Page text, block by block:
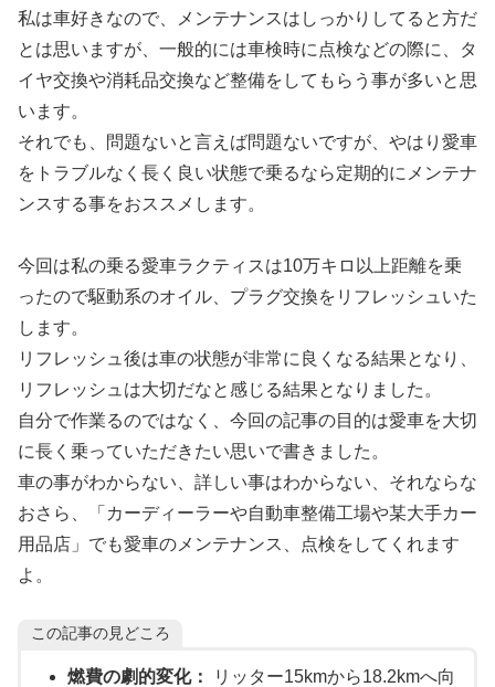
私は車好きなので、メンテナンスはしっかりしてると方だ
とは思いますが、一般的には車検時に点検などの際に、タ
イヤ交換や消耗品交換など整備をしてもらう事が多いと思
います。
それでも、問題ないと言えば問題ないですが、やはり愛車
をトラブルなく長く良い状態で乗るなら定期的にメンテナ
ンスする事をおススメします。
今回は私の乗る愛車ラクティスは10万キロ以上距離を乗
ったので駆動系のオイル、プラグ交換をリフレッシュいた
します。
リフレッシュ後は車の状態が非常に良くなる結果となり、
リフレッシュは大切だなと感じる結果となりました。
自分で作業るのではなく、今回の記事の目的は愛車を大切
に長く乗っていただきたい思いで書きました。
車の事がわからない、詳しい事はわからない、それならな
おさら、「カーディーラーや自動車整備工場や某大手カー
用品店」でも愛車のメンテナンス、点検をしてくれます
よ。
この記事の見どころ
燃費の劇的変化：
リッター15kmから18.2kmへ向